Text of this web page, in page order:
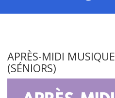
APRÈS-MIDI
(SÉNIORS)